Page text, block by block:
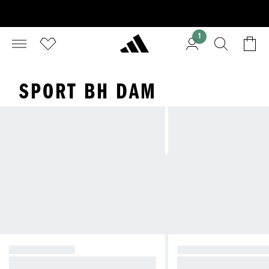
1
SPORT BH DAM